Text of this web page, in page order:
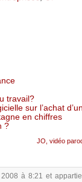
travail?
sur l’achat
en chiffres
?
JO, vidéo
à 8:21 et